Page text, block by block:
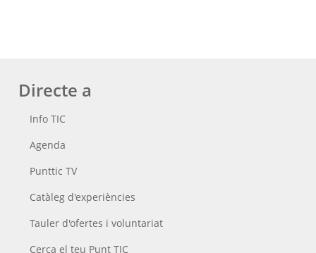
Directe a
Info TIC
Agenda
Punttic TV
Catàleg d'experiències
Tauler d'ofertes i voluntariat
Cerca el teu Punt TIC